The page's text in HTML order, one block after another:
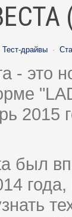
Тест-драйвы ·
- это
2015
был